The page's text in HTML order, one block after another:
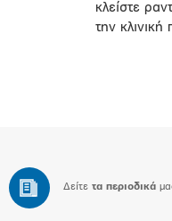
κλείστε
την
Δείτε τα περιοδικά